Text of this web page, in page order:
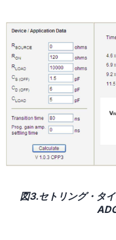
図3.セトリング・タ